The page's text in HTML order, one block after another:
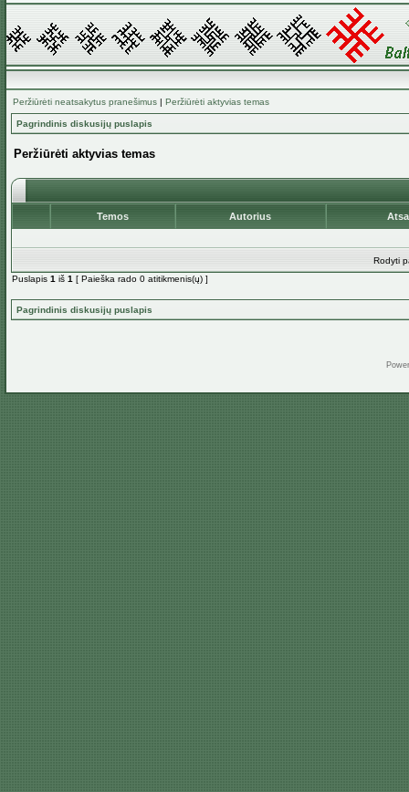
Peržiūrėti neatsakytus pranešimus | Peržiūrėti aktyvias temas
Pagrindinis diskusijų puslapis
Peržiūrėti aktyvias temas
Temos Autorius
Rodyti
Puslapis 1 iš 1 [ Paieška rado 0 atitikmenis(ų) ]
Pagrindinis diskusijų puslapis